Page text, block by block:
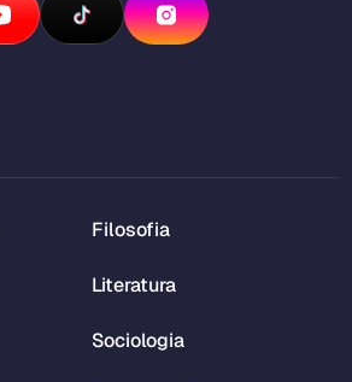
Filosofia
Literatura
Sociologia